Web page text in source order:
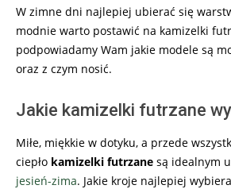
W zimne dni najlepiej ubierać się
modnie warto postawić na kamizelki
podpowiadamy Wam jakie modele są
oraz z czym nosić.
Jakie kamizelki futrzane
Miłe, miękkie w dotyku, a przede
ciepło kamizelki futrzane są idealnym
jesień-zima. Jakie kroje najlepiej